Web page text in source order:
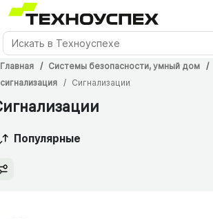
Главная Системы безопасности, умный дом
сигнализация
Сигнализации
Популярные